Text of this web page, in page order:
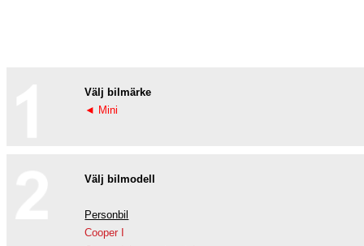
Välj bilmärke
◄ Mini
Välj bilmodell
Personbil
Cooper I